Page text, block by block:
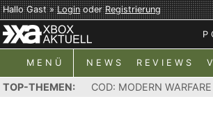
Hallo Gast »LoginoderRegistrierung
MENÜ NEWS REVIEWS
TOP-THEMEN: COD: MODERN